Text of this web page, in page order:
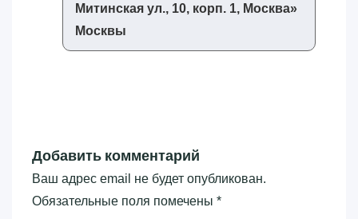
Митинская ул., 10, корп. 1, Москва»‎
Москвы
Добавить комментарий
Ваш адрес email не будет опубликован.
Обязательные поля помечены *